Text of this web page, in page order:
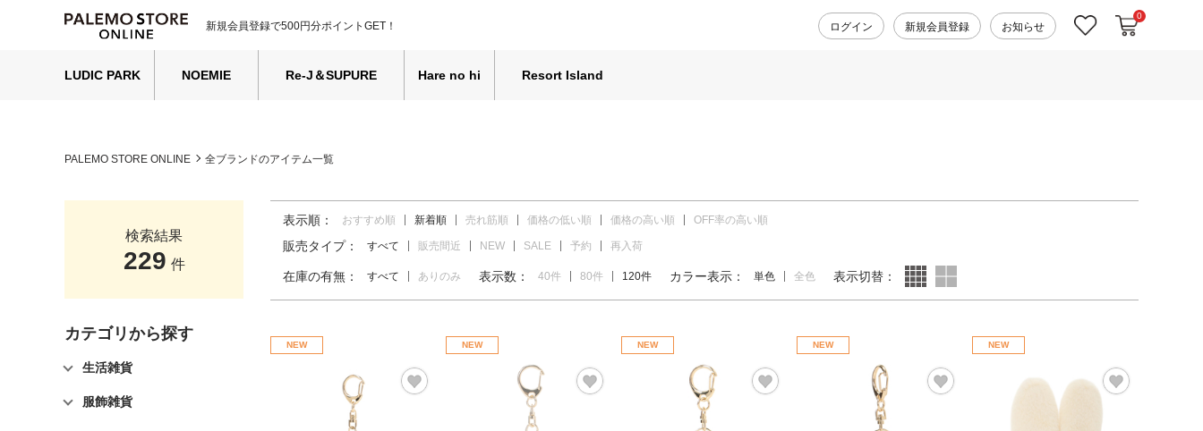
新規会員登録で500円分ポイントGET！ ログイン 新規会員登録 お知らせ お気に入りカートに入
0
LUDIC PARK NOEMIE Re-J＆SUPURE Hare no hi Resort Island
PALEMO STORE ONLINE 全ブランドのアイテム一覧
検索結果
229 件
カテゴリから探す
生活雑貨
服飾雑貨
表示順： おすすめ順 新着順 売れ筋順 価格の低い順 価格の高い順 OFF率の高い順
販売タイプ： すべて 販売間近 NEW SALE 予約 再入荷
在庫の有無： すべて ありのみ 表示数： 40件 80件 120件 カラー表示： 単色 全色 表示切替：
NEW NEW NEW NEW NEW